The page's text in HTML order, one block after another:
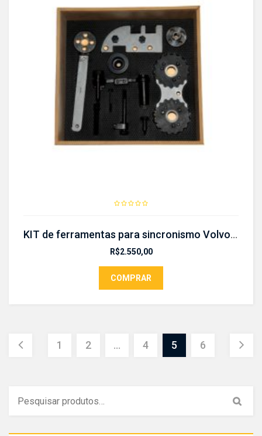
KIT de ferramentas para sincronismo Volvo- CR 400 kit
R$2.550,00
COMPRAR
1 2 … 4 5 6